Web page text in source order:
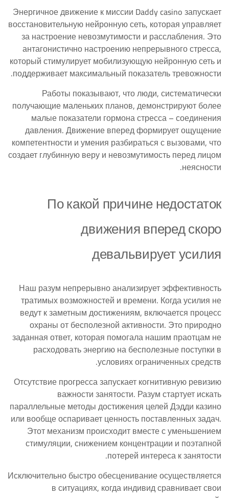
Энергичное движение к миссии Daddy casino запускает
восстановительную нейронную сеть, которая управляет
за настроение невозмутимости и расслабления. Это
антагонистично настроению непрерывного стресса,
который стимулирует мобилизующую нейронную сеть и
поддерживает максимальный показатель тревожности.
Работы показывают, что люди, систематически
получающие маленьких планов, демонстрируют более
малые показатели гормона стресса – соединения
давления. Движение вперед формирует ощущение
компетентности и умения разбираться с вызовами, что
создает глубинную веру и невозмутимость перед лицом
неясности.
По какой причине недостаток
движения вперед скоро
девальвирует усилия
Наш разум непрерывно анализирует эффективность
тратимых возможностей и времени. Когда усилия не
ведут к заметным достижениям, включается процесс
охраны от бесполезной активности. Это природно
заданная ответ, которая помогала нашим праотцам не
расходовать энергию на бесполезные поступки в
условиях ограниченных средств.
Отсутствие прогресса запускает когнитивную ревизию
важности занятости. Разум стартует искать
параллельные методы достижения целей Дэдди казино
или вообще оспаривает ценность поставленных задач.
Этот механизм происходит вместе с уменьшением
стимуляции, снижением концентрации и поэтапной
потерей интереса к занятости.
Исключительно быстро обесценивание осуществляется
в ситуациях, когда индивид сравнивает свои